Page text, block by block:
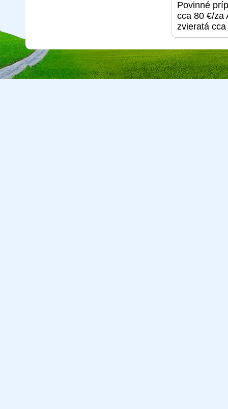
Povinné
cca 80 €/za
zvieratá
Copyright © 2026 CA Cepreka s.r.o., tel: 032-7710416, e-mail: